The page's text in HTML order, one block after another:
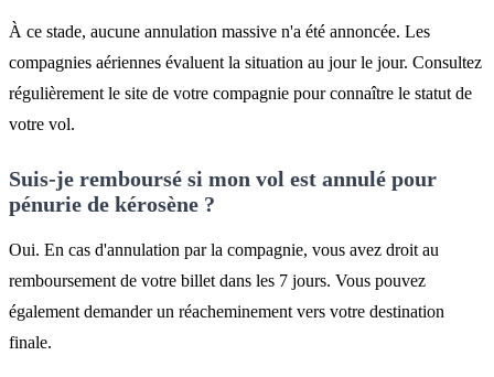
À ce stade, aucune annulation massive n'a été annoncée. Les
compagnies aériennes évaluent la situation au jour le jour. Consultez
régulièrement le site de votre compagnie pour connaître le statut de
votre vol.
Suis-je remboursé si mon vol est annulé pour
pénurie de kérosène ?
Oui. En cas d'annulation par la compagnie, vous avez droit au
remboursement de votre billet dans les 7 jours. Vous pouvez
également demander un réacheminement vers votre destination
finale.